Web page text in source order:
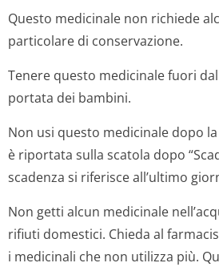
Questo medicinale non richiede
particolare di conservazione.
Tenere questo medicinale fuori
portata dei bambini.
Non usi questo medicinale dopo
è riportata sulla scatola dopo
scadenza si riferisce all’ultimo
Non getti alcun medicinale
rifiuti domestici. Chieda al
i medicinali che non utilizza più.